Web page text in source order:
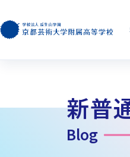
新普
Blog